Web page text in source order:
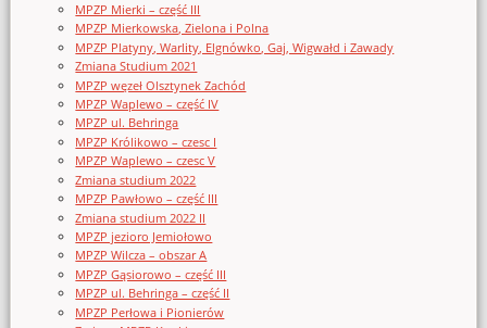
MPZP Mierki – część III
MPZP Mierkowska, Zielona i Polna
MPZP Platyny, Warlity, Elgnówko, Gaj, Wigwałd i Zawady
Zmiana Studium 2021
MPZP węzeł Olsztynek Zachód
MPZP Waplewo – część IV
MPZP ul. Behringa
MPZP Królikowo – czesc I
MPZP Waplewo – czesc V
Zmiana studium 2022
MPZP Pawłowo – część III
Zmiana studium 2022 II
MPZP jezioro Jemiołowo
MPZP Wilcza – obszar A
MPZP Gąsiorowo – część III
MPZP ul. Behringa – część II
MPZP Perłowa i Pionierów